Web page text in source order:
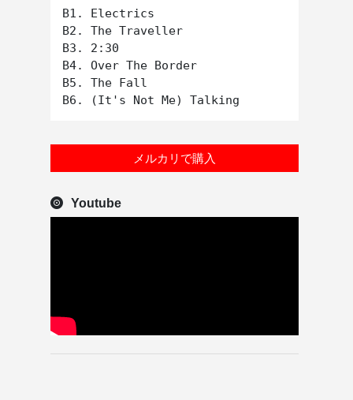
B1. Electrics
B2. The Traveller
B3. 2:30
B4. Over The Border
B5. The Fall
メルカリで購入
Youtube